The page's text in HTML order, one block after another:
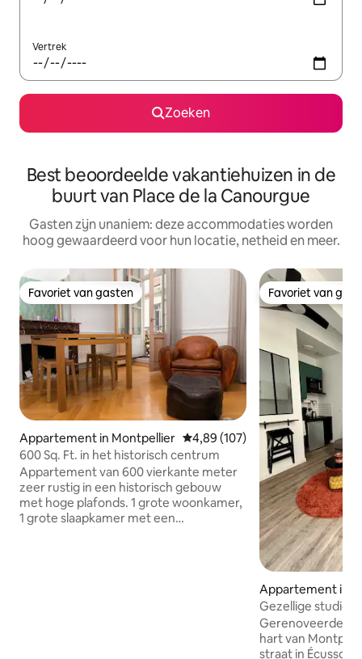
Vertrek
Zoeken
Best beoordeelde vakantiehuizen in de
buurt van Place de la Canourgue
Gasten zijn unaniem: deze accommodaties worden
hoog gewaardeerd voor hun locatie, netheid en meer.
Favoriet van gasten
Favoriet van gasten
Appartement in Montpellier Gemiddelde beoordeling van
4,89 (107)
600 Sq. Ft. in het historisch centrum
Appartement van 600 vierkante meter
zeer rustig in een historisch gebouw
met hoge plafonds. 1 grote woonkamer,
1 grote slaapkamer met een
Favoriet van
Favoriet van
Appartement in
Gezellige studio
Montpellier
Gerenoveerde
hart van
straat in Écusson,